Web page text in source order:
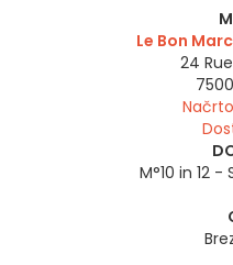
Le Bon
24
M°10 in 12